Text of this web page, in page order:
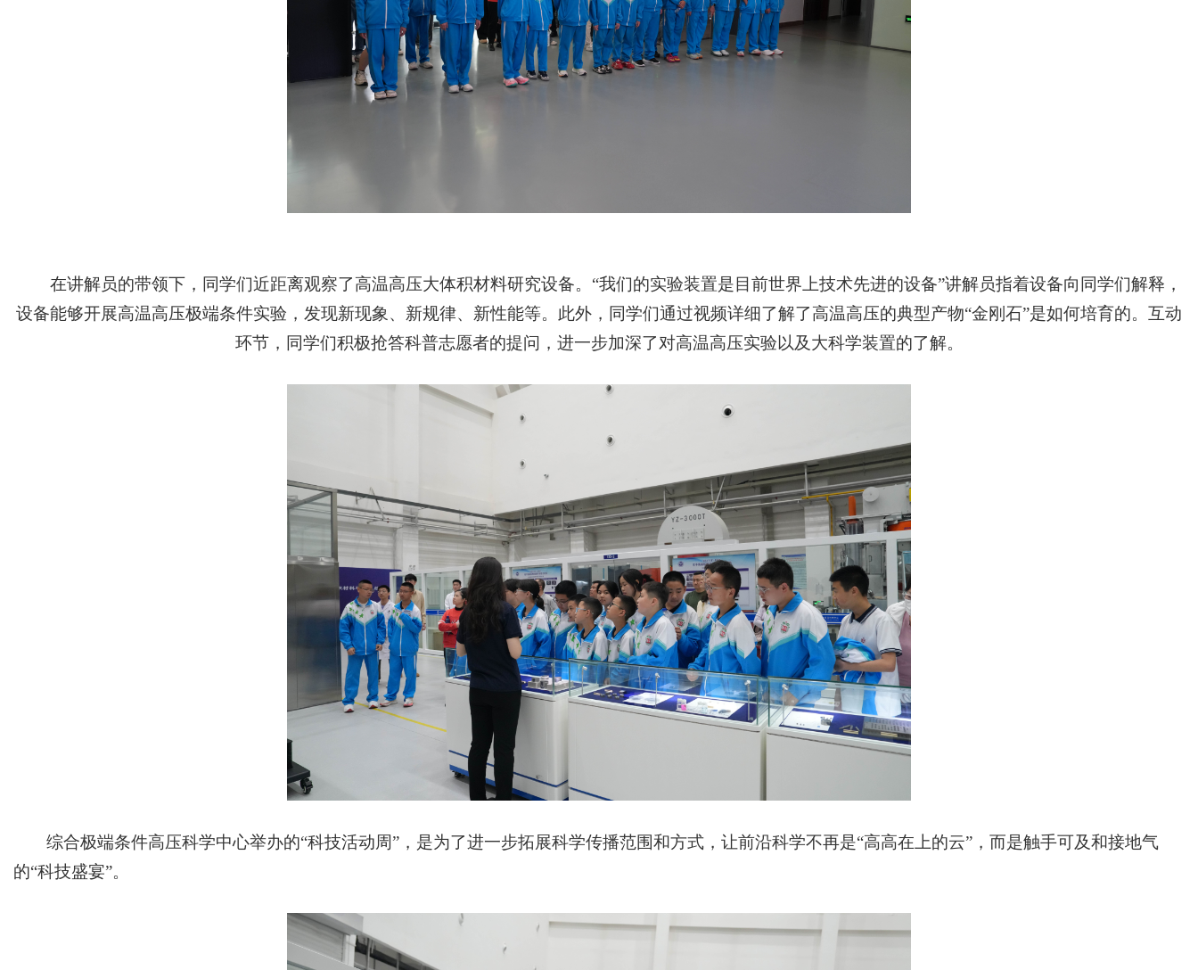
在讲解员的带领下，同学们近距离观察了高温高压大体积材料研究设备。“我们的实验装置是目前世界上技术先进的设备”讲解员指着设备向同学们解释，
设备能够开展高温高压极端条件实验，发现新现象、新规律、新性能等。此外，同学们通过视频详细了解了高温高压的典型产物“金刚石”是如何培育的。互动
环节，同学们积极抢答科普志愿者的提问，进一步加深了对高温高压实验以及大科学装置的了解。
综合极端条件高压科学中心举办的“科技活动周”，是为了进一步拓展科学传播范围和方式，让前沿科学不再是“高高在上的云”，而是触手可及和接地气
的“科技盛宴”。